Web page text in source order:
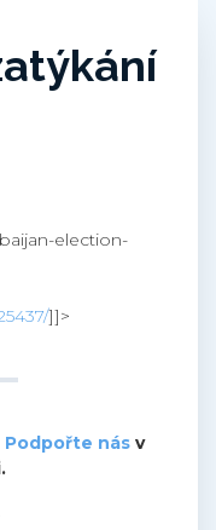
election-
]]>
Podpořte násv